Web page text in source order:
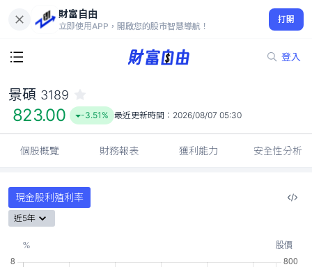
財富自由
立即使用APP，開啟您的股市智慧導航！
打開
登入
823.00
-3.51%
景碩 3189
823.00 -3.51% 最近更新時間： 2026/08/07 05:30
個股概覽 財務報表 獲利能力 安全性分析
現金股利殖利率
近5年